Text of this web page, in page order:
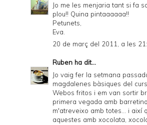
Jo me les menjaria tant si fa
plou!! Quina pintaaaaaa!!
Petunets,
Eva.
20 de març del 2011, a les
Ruben ha dit...
Jo vaig fer la setmana
magdalenes bàsiques del
Webos fritos i em van sortir
primera vegada amb
m'atreveixo amb totes... i així
aquestes amb xocolata,